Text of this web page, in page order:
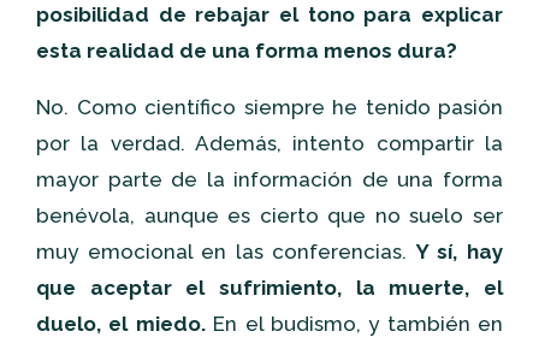
posibilidad de rebajar el tono para explicar
esta realidad de una forma menos dura?
No. Como científico siempre he tenido pasión
por la verdad. Además, intento compartir la
mayor parte de la información de una forma
benévola, aunque es cierto que no suelo ser
muy emocional en las conferencias.Y sí, hay
que aceptar el sufrimiento, la muerte, el
duelo, el miedo.En el budismo, y también en